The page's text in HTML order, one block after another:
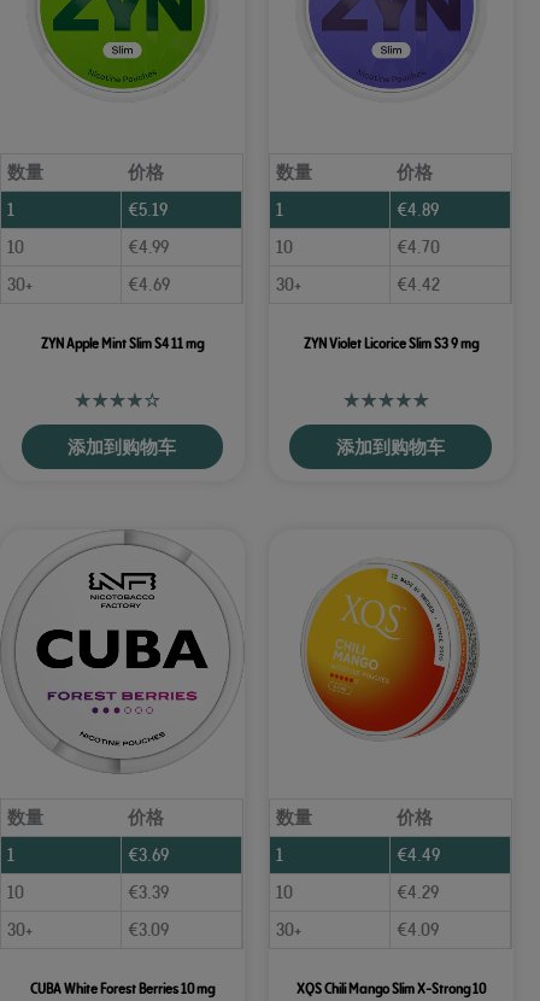
数量
价格
1
€5.19
10
€4.99
30+
€4.69
ZYN Apple Mint Slim S4 11 mg
添加到购物车
数量
价格
1
€4.89
10
€4.70
30+
€4.42
ZYN Violet Licorice Slim S3 9 mg
添加到购物车
数量
价格
1
€3.69
10
€3.39
30+
€3.09
CUBA White Forest Berries 10 mg
数量
价格
1
€4.49
10
€4.29
30+
€4.09
XQS Chili Mango Slim X-Strong 10